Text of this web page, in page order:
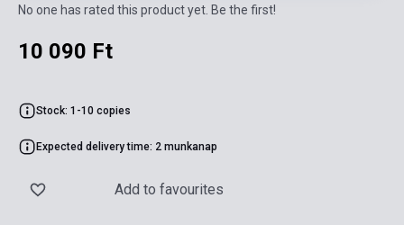
No one has rated this product yet. Be the first!
10 090 Ft
Stock: 1-10 copies
Expected delivery time: 2 munkanap
Add to favourites